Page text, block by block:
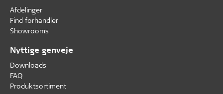
Afdelinger
Find forhandler
Showrooms
Nyttige genveje
Downloads
FAQ
Produktsortiment